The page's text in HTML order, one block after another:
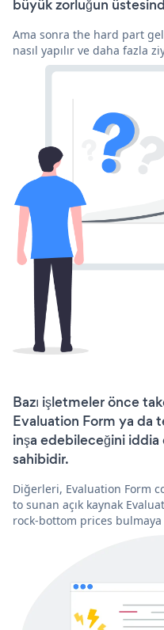
büyük zorluğun
Ama sonra the hard part
nasıl yapılır ve daha fazla
Bazı işletmeler önce
Evaluation Form ya da
inşa edebileceğini
sahibidir.
Diğerleri, Evaluation Form
to sunan açık kaynak
rock-bottom prices bulmaya